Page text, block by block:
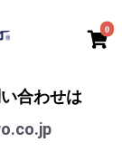
0
合わせは